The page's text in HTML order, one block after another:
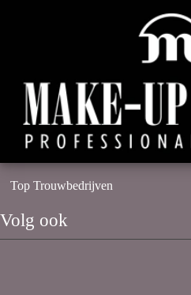
Top Trouwbedrijven
Volg ook